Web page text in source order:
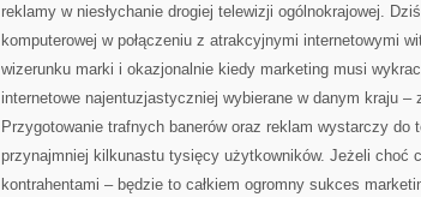
reklamy w niesłychanie drogiej telewizji ogólnokrajowej.
komputerowej w połączeniu z atrakcyjnymi internetowymi
wizerunku marki i okazjonalnie kiedy marketing musi
internetowe najentuzjastyczniej wybierane w danym kraju –
Przygotowanie trafnych banerów oraz reklam wystarczy do
przynajmniej kilkunastu tysięcy użytkowników. Jeżeli choć
kontrahentami – będzie to całkiem ogromny sukces